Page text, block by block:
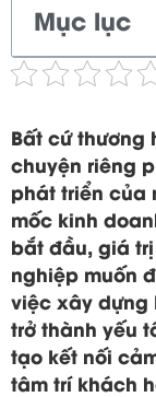
Mục lục
Bất cứ thương
chuyện riêng
phát triển của
mốc kinh
bắt đầu, giá
nghiệp muốn
việc xây dựng
trở thành yếu
tạo kết nối
tâm trí khách